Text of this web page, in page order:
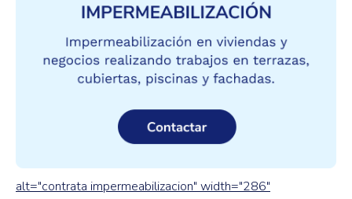
alt="contrata impermeabilizacion" width="286"